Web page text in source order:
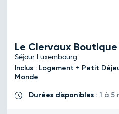
Le Clervaux
Séjour Luxembourg
Inclus : Logement + Petit
Monde
Durées disponibles : 1 à 5